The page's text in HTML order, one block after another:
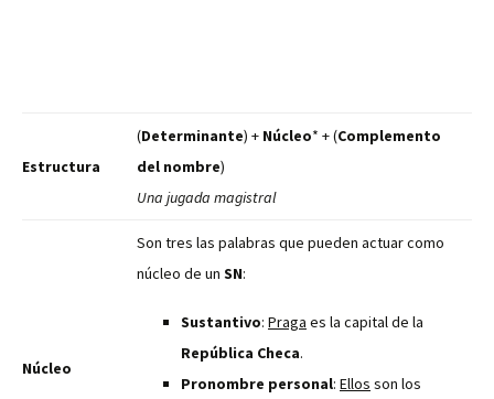
Estructura
(Determinante) + Núcleo* + (Complemento
del nombre)
Una jugada magistral
Núcleo
Son tres las palabras que pueden actuar como
núcleo de un SN:
Sustantivo: Praga es la capital de la
República Checa.
Pronombre personal: Ellos son los